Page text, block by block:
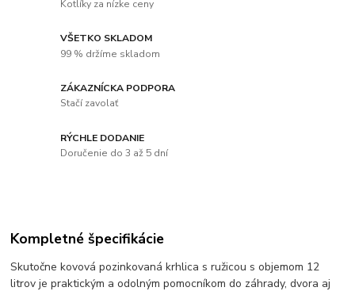
Kotlíky za nízke ceny
VŠETKO SKLADOM
99 % držíme skladom
ZÁKAZNÍCKA PODPORA
Stačí zavolať
RÝCHLE DODANIE
Doručenie do 3 až 5 dní
Kompletné špecifikácie
Skutočne kovová pozinkovaná krhlica s ružicou s objemom 12
litrov je praktickým a odolným pomocníkom do záhrady, dvora aj